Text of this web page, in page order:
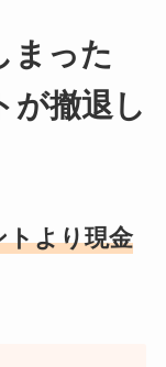
まった
が撤退し
トより現金